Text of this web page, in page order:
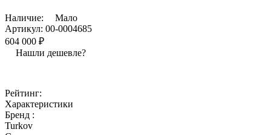
Наличие:
Мало
Артикул: 00-0004685
604 000 ₽
Нашли дешевле?
Рейтинг:
Характеристики
Бренд :
Turkov